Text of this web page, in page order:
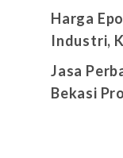
Harga
Industri,
Jasa
Bekasi